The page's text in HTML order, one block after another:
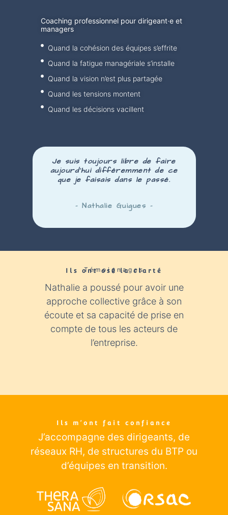
Je suis toujours libre de faire
aujourd’hui différemmentde ce
que je faisais dans le passé.
– Nathalie Guigues –
Coaching professionnel pour dirigeant·e et
managers
Quand la cohésion des équipes s’effrite
Quand la fatigue managériale s’installe
Quand la vision n’est plus partagée
Quand les tensions montent
Quand les décisions vacillent
Témoignages
Ils ont osé la clarté​
Nathalie a poussé pour avoir une
approche collective grâce à son
écoute et sa capacité de prise en
compte de tous les acteurs de
l’entreprise.
Ils m’ont fait confiance
J’accompagne des dirigeants, de
réseaux RH, de structures du BTP ou
d’équipes en transition.